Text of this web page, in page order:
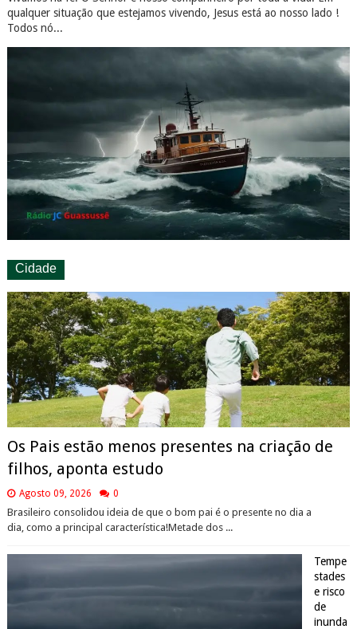
qualquer situação que estejamos vivendo, Jesus está ao nosso lado !
Todos nó...
Cidade
Os Pais estão menos presentes na criação de
filhos, aponta estudo
Agosto 09, 2026 0
Brasileiro consolidou ideia de que o bom pai é o presente no dia a
dia, como a principal característica!Metade dos ...
Tempe
stades
e risco
de
inunda